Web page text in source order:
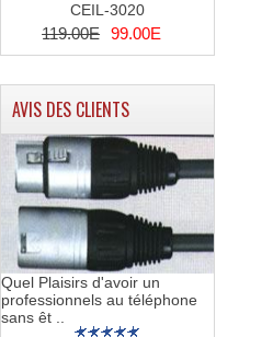
CEIL-3020
119.00E 99.00E
AVIS DES CLIENTS
Quel Plaisirs d'avoir un
professionnels au téléphone
sans êt ..